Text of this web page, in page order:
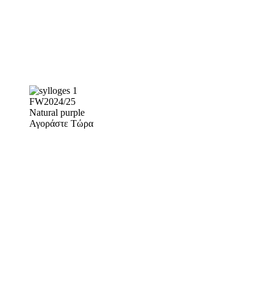
FW2024/25
Natural purple
Αγοράστε Τώρα